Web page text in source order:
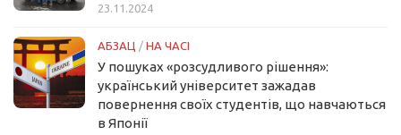
23.11.2024
АБЗАЦ / НА ЧАСІ
У пошуках «розсудливого рішення»:
український університет зажадав
повернення своїх студентів, що навчаються
в Японії